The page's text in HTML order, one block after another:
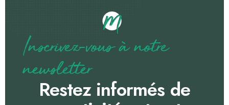
Inscrivez-vous à notre
newsletter
Restez informés de